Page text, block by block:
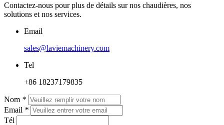
Contactez-nous pour plus de détails sur nos chaudières, nos
solutions et nos services.
Email
sales@laviemachinery.com
Tel
+86 18237179835
Nom *
Email *
Tél